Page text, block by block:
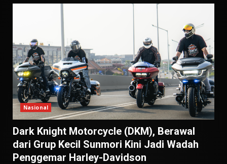
Nasional
Dark Knight Motorcycle (DKM), Berawal
dari Grup Kecil Sunmori Kini Jadi Wadah
Penggemar Harley-Davidson